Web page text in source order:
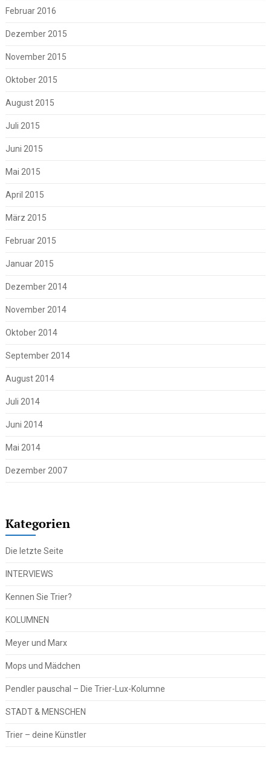
Februar 2016
Dezember 2015
November 2015
Oktober 2015
August 2015
Juli 2015
Juni 2015
Mai 2015
April 2015
März 2015
Februar 2015
Januar 2015
Dezember 2014
November 2014
Oktober 2014
September 2014
August 2014
Juli 2014
Juni 2014
Mai 2014
Dezember 2007
Kategorien
Die letzte Seite
INTERVIEWS
Kennen Sie Trier?
KOLUMNEN
Meyer und Marx
Mops und Mädchen
Pendler pauschal – Die Trier-Lux-Kolumne
STADT & MENSCHEN
Trier – deine Künstler